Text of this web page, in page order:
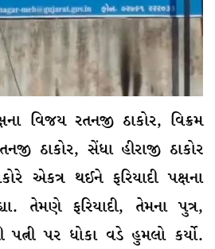
વિજય રતનજી ઠાકોર, વિક્રમ
ઠાકોર, સેંધા હીરાજી ઠાકોર
એકત્ર થઈને ફરિયાદી પક્ષના
તેમણે ફરિયાદી, તેમના પુત્ર,
પત્ની પર ધોકા વડે હુમલો કર્યો.